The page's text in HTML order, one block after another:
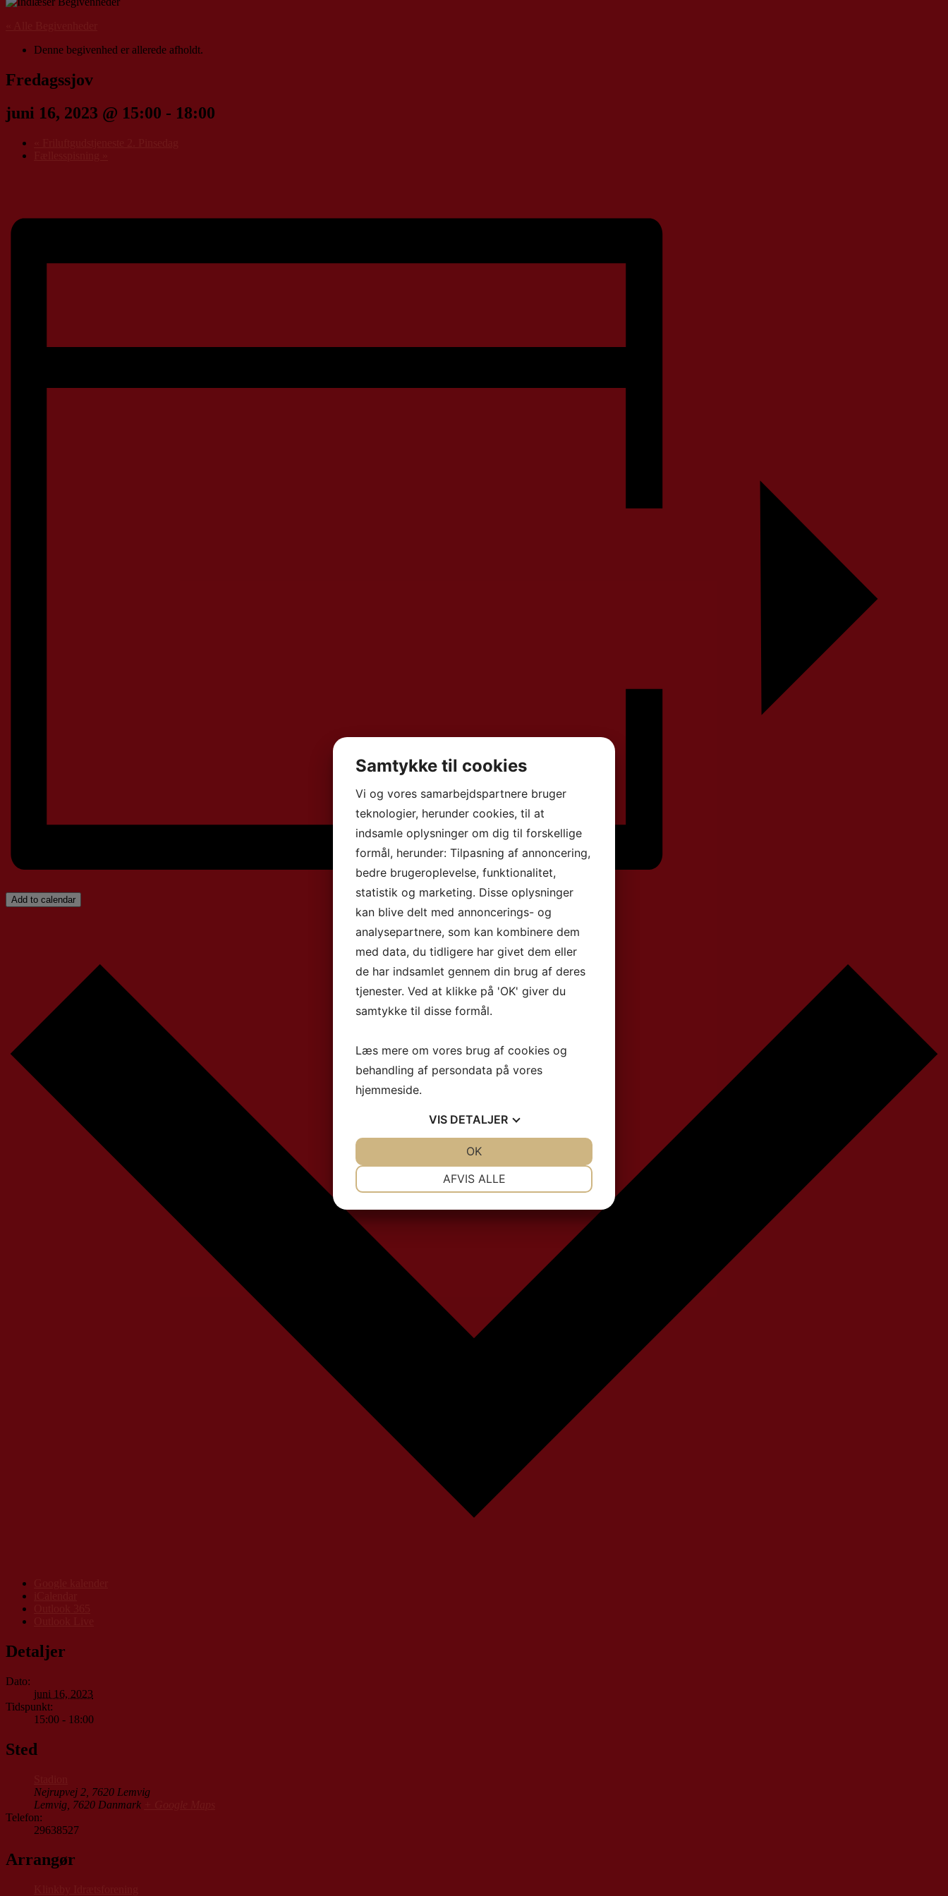
Denne begivenhed er allerede afholdt.
Fredagssjov
juni 16, 2023 @ 15:00 - 18:00
Add to calendar
Detaljer
Dato:
juni 16, 2023
Tidspunkt:
15:00 - 18:00
Sted
Nejrupvej 2, 7620 Lemvig
Lemvig 7620 Danmark
Telefon:
29638527
Arrangør
Samtykke til cookies
Vi og vores samarbejdspartnere bruger
teknologier, herunder cookies, til at
indsamle oplysninger om dig til forskellige
formål, herunder: Tilpasning af annoncering,
bedre brugeroplevelse, funktionalitet,
statistik og marketing. Disse oplysninger
kan blive delt med annoncerings- og
analysepartnere, som kan kombinere dem
med data, du tidligere har givet dem eller
de har indsamlet gennem din brug af deres
tjenester. Ved at klikke på 'OK' giver du
samtykke til disse formål.
Læs mere om vores brug af cookies og
behandling af persondata på vores
hjemmeside.
VIS DETALJER
AFVIS ALLE
OK